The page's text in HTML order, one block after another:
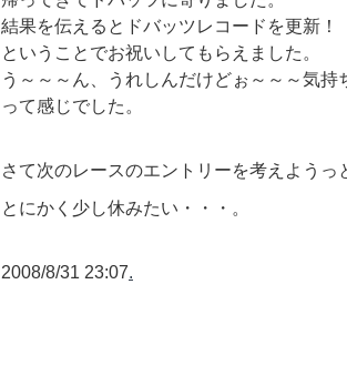
結果を伝えるとドバッツレコードを更新！
ということでお祝いしてもらえました。
う～～～ん、うれしんだけどぉ～～～気持
って感じでした。
さて次のレースのエントリーを考えようっ
とにかく少し休みたい・・・。
2008/8/31 23:07.